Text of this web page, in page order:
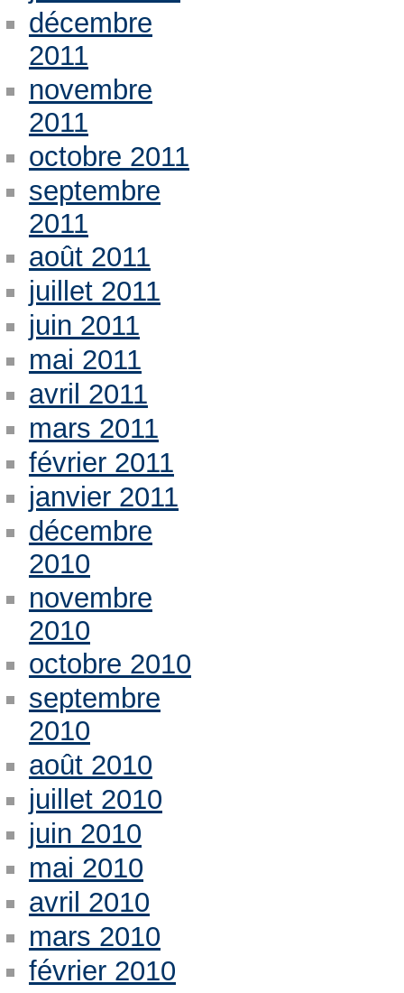
décembre
2011
novembre
2011
octobre 2011
septembre
2011
août 2011
juillet 2011
juin 2011
mai 2011
avril 2011
mars 2011
février 2011
janvier 2011
décembre
2010
novembre
2010
octobre 2010
septembre
2010
août 2010
juillet 2010
juin 2010
mai 2010
avril 2010
mars 2010
février 2010